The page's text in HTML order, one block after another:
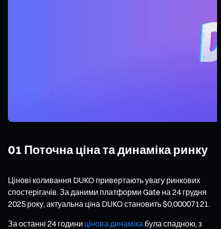
01 Поточна ціна та динаміка ринку
Цінові коливання DUKO привертають увагу ринкових
спостерігачів. За даними платформи Gate на 24 грудня
2025 року, актуальна ціна DUKO становить $0,00007121.
За останні 24 години цінова динаміка була спадною, з